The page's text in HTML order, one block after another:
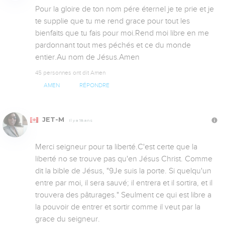
Pour la gloire de ton nom pére éternel je te prie et je
te supplie que tu me rend grace pour tout les
bienfaits que tu fais pour moi.Rend moi libre en me
pardonnant tout mes péchés et ce du monde
entier.Au nom de Jésus.Amen
45 personnes ont dit Amen
AMEN RÉPONDRE
JET-M Il y a 18 ans
Merci seigneur pour ta liberté.C'est certe que la
liberté no se trouve pas qu'en Jésus Christ. Comme
dit la bible de Jésus, "9Je suis la porte. Si quelqu'un
entre par moi, il sera sauvé; il entrera et il sortira, et il
trouvera des pâturages." Seulment ce qui est libre a
la pouvoir de entrer et sortir comme il veut par la
grace du seigneur.